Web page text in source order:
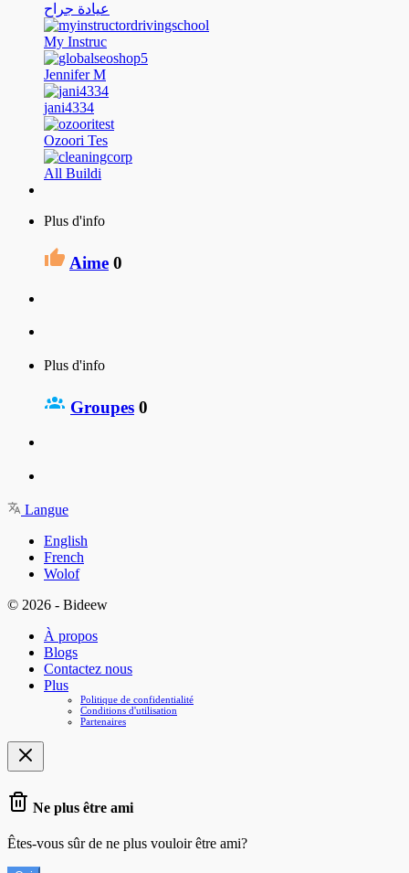
عيادة جراح
My Instruc
Jennifer M
jani4334
Ozoori Tes
All Buildi
Plus d'info
Aime 0
Plus d'info
Groupes 0
Langue
English
French
Wolof
© 2026 - Bideew
À propos
Blogs
Contactez nous
Plus
Politique de confidentialité
Conditions d'utilisation
Partenaires
Ne plus être ami
Êtes-vous sûr de ne plus vouloir être ami?